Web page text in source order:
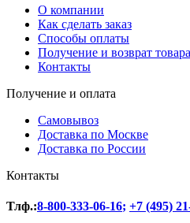
О компании
Как сделать заказ
Способы оплаты
Получение и возврат товара
Контакты
Получение и оплата
Самовывоз
Доставка по Москве
Доставка по России
Контакты
Тлф.:8-800-333-06-16; +7 (495)